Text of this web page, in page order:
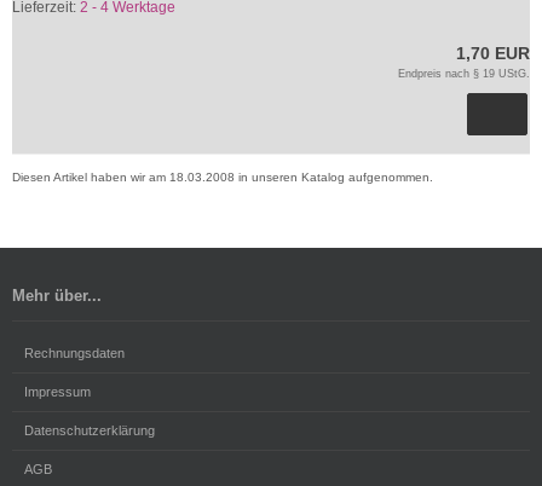
Lieferzeit: 2 - 4 Werktage
1,70 EUR
Endpreis nach § 19 UStG.
Diesen Artikel haben wir am 18.03.2008 in unseren Katalog aufgenommen.
Mehr über...
Rechnungsdaten
Impressum
Datenschutzerklärung
AGB